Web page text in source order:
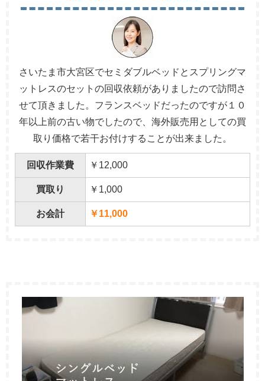
さいたま市大宮区でセミダブルベッドとスプリングマ
ットレスのセットの回収依頼がありましたので訪問さ
せて頂きました。フランスベッドだったのですが１０
年以上前の古い物でしたので、海外販売用としての買
取り価格で若干お付けすることが出来ました。
回収作業費 ￥12,000
買取り ￥1,000
お会計 ￥11,000